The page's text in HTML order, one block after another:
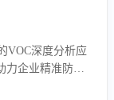
VOC深度分析应
力企业精准防控